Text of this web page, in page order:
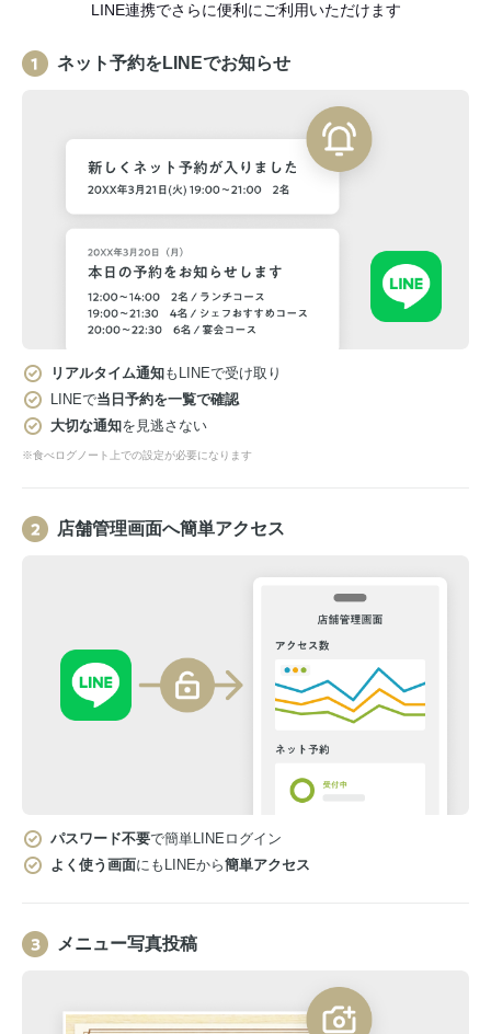
LINE連携でさらに便利にご利用いただけます
ネット予約をLINEでお知らせ
リアルタイム通知もLINEで受け取り
LINEで当日予約を一覧で確認
大切な通知を見逃さない
※食べログノート上での設定が必要になります
店舗管理画面へ簡単アクセス
パスワード不要で簡単LINEログイン
よく使う画面にもLINEから簡単アクセス
メニュー写真投稿